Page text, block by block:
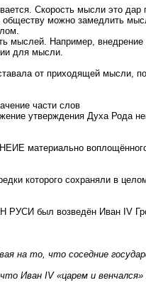
Скорость мысли это
можно замедлить
мыслей. Например,
для мысли.
от приходящей мысли,
части слов
утверждения Духа Рода
материально
которого сохраняли в
РУСИ был возведён Иван IV
на то, что соседние
Иван IV «царем и